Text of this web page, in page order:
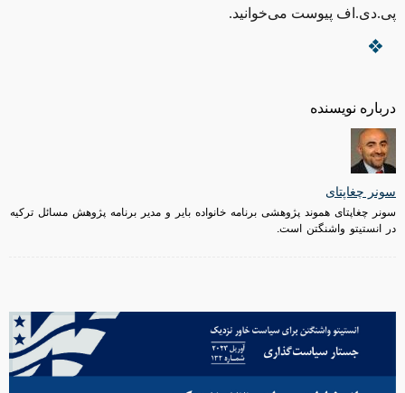
درباره نویسنده
سونر چغاپتای
سونر چغاپتای هموند پژوهشی برنامه خانواده بایر و مدیر برنامه پژوهش مسائل ترکیه
در انستیتو واشنگتن است.
پی.دی.اف پیوست می‌خوانید.